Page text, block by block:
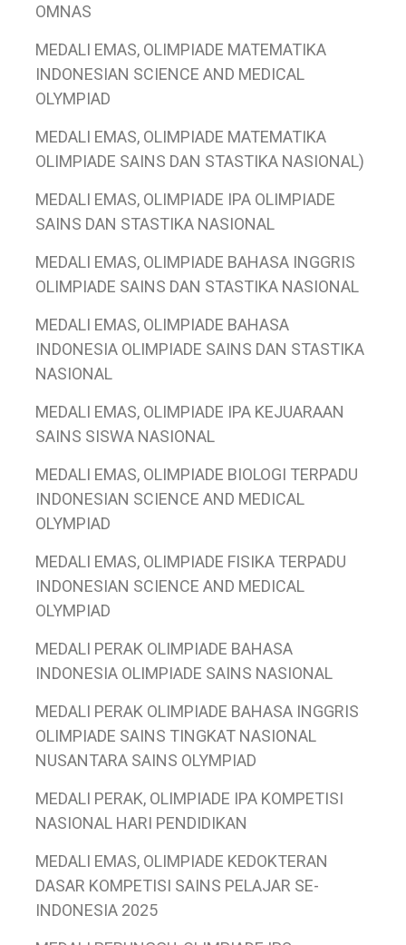
OMNAS
MEDALI EMAS, OLIMPIADE MATEMATIKA
INDONESIAN SCIENCE AND MEDICAL
OLYMPIAD
MEDALI EMAS, OLIMPIADE MATEMATIKA
OLIMPIADE SAINS DAN STASTIKA NASIONAL)
MEDALI EMAS, OLIMPIADE IPA OLIMPIADE
SAINS DAN STASTIKA NASIONAL
MEDALI EMAS, OLIMPIADE BAHASA INGGRIS
OLIMPIADE SAINS DAN STASTIKA NASIONAL
MEDALI EMAS, OLIMPIADE BAHASA
INDONESIA OLIMPIADE SAINS DAN STASTIKA
NASIONAL
MEDALI EMAS, OLIMPIADE IPA KEJUARAAN
SAINS SISWA NASIONAL
MEDALI EMAS, OLIMPIADE BIOLOGI TERPADU
INDONESIAN SCIENCE AND MEDICAL
OLYMPIAD
MEDALI EMAS, OLIMPIADE FISIKA TERPADU
INDONESIAN SCIENCE AND MEDICAL
OLYMPIAD
MEDALI PERAK OLIMPIADE BAHASA
INDONESIA OLIMPIADE SAINS NASIONAL
MEDALI PERAK OLIMPIADE BAHASA INGGRIS
OLIMPIADE SAINS TINGKAT NASIONAL
NUSANTARA SAINS OLYMPIAD
MEDALI PERAK, OLIMPIADE IPA KOMPETISI
NASIONAL HARI PENDIDIKAN
MEDALI EMAS, OLIMPIADE KEDOKTERAN
DASAR KOMPETISI SAINS PELAJAR SE-
INDONESIA 2025